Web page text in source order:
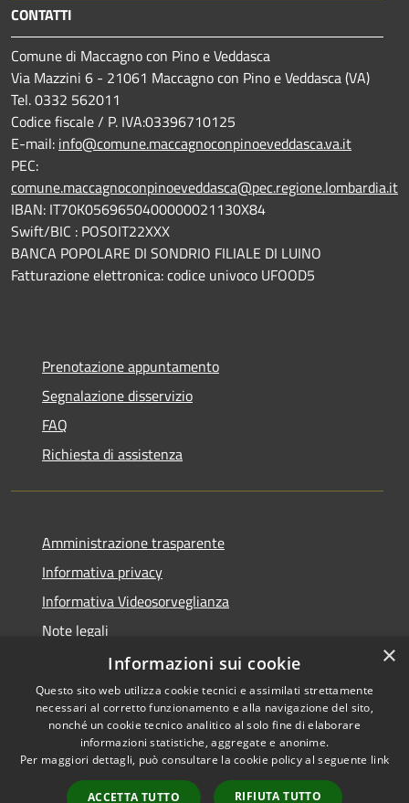
CONTATTI
Comune di Maccagno con Pino e Veddasca
Via Mazzini 6 - 21061 Maccagno con Pino e Veddasca (VA)
Tel. 0332 562011
Codice fiscale / P. IVA:03396710125
E-mail: info@comune.maccagnoconpinoeveddasca.va.it
PEC:
comune.maccagnoconpinoeveddasca@pec.regione.lombardia.it
IBAN: IT70K0569650400000021130X84
Swift/BIC : POSOIT22XXX
BANCA POPOLARE DI SONDRIO FILIALE DI LUINO
Fatturazione elettronica: codice univoco UFOOD5
Prenotazione appuntamento
Segnalazione disservizio
FAQ
Richiesta di assistenza
Amministrazione trasparente
Informativa privacy
Informativa Videosorveglianza
Note legali
Dichiarazione di accessibilità
RSS
Accessibilità
Copyright © 2026 • Comune di
• Powered byMunicipium
×
Informazioni sui cookie
Questo sito web utilizza cookie tecnici e assimilati strettamente
necessari al corretto funzionamento e alla navigazione del sito,
nonché un cookie tecnico analitico al solo fine di elaborare
informazioni statistiche, aggregate e anonime.
Per maggiori dettagli, può consultare la cookie policy al seguente link
ACCETTA TUTTO RIFIUTA TUTTO